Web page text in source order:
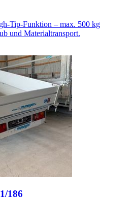
Tip-Funktion – max. 500 kg
und Materialtransport.
186